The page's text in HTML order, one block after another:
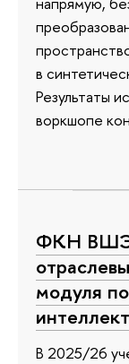
в
Результаты
воркшопе
ФКН ВШЭ
модуля
В 2025/26